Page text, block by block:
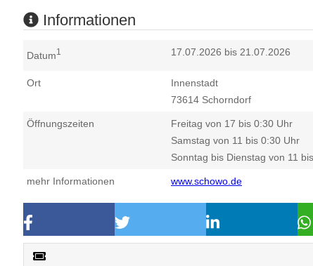
Informationen
Datum1 17.07.2026 bis 21.07.2026
Ort
Innenstadt
73614 Schorndorf
Öffnungszeiten
Freitag von 17 bis 0:30 Uhr
Samstag von 11 bis 0:30 Uhr
Sonntag bis Dienstag von 11
mehr Informationen www.schowo.de